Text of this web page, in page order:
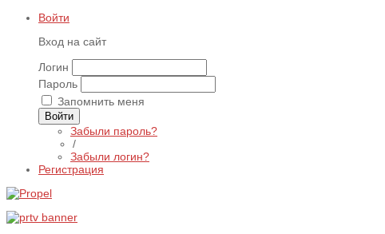
Войти
Вход на сайт
Логин
Пароль
Запомнить меня
Войти
Забыли пароль?
/
Забыли логин?
Регистрация